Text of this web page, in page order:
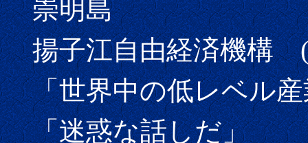
崇明島
揚子江自由経済機構 (
「世界中の低レベル産
「迷惑な話しだ」